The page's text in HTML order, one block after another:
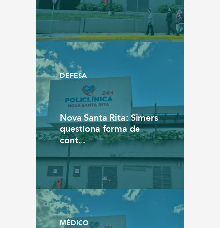
DEFESA
Nova Santa Rita: Simers
questiona forma de
cont...
MÉDICO